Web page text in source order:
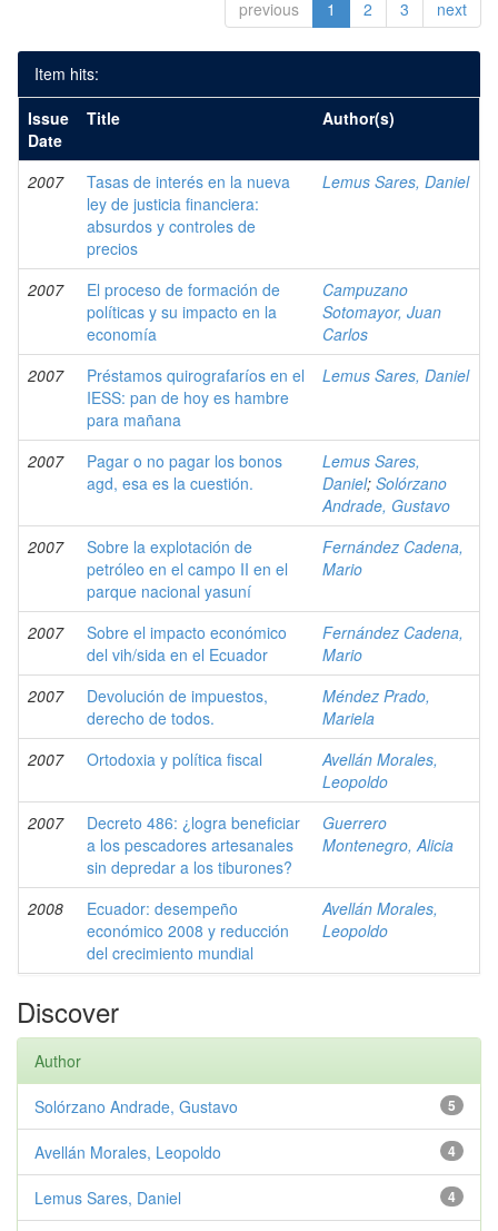
previous 1 2 3 next
Item hits:
Issue
Date
Title Author(s)
2007
Tasas de interés en la nueva
ley de justicia financiera:
absurdos y controles de
precios
Lemus Sares, Daniel
2007
El proceso de formación de
políticas y su impacto en la
economía
Campuzano
Sotomayor, Juan
Carlos
2007
Préstamos quirografaríos en el
IESS: pan de hoy es hambre
para mañana
Lemus Sares, Daniel
2007
Pagar o no pagar los bonos
agd, esa es la cuestión.
Lemus Sares,
Daniel; Solórzano
Andrade, Gustavo
2007
Sobre la explotación de
petróleo en el campo II en el
parque nacional yasuní
Fernández Cadena,
Mario
2007
Sobre el impacto económico
del vih/sida en el Ecuador
Fernández Cadena,
Mario
2007
Devolución de impuestos,
derecho de todos.
Méndez Prado,
Mariela
2007
Ortodoxia y política fiscal
Avellán Morales,
Leopoldo
2007
Decreto 486: ¿logra beneficiar
a los pescadores artesanales
sin depredar a los tiburones?
Guerrero
Montenegro, Alicia
2008
Ecuador: desempeño
económico 2008 y reducción
del crecimiento mundial
Avellán Morales,
Leopoldo
Discover
Author
5
Solórzano Andrade, Gustavo
4
Avellán Morales, Leopoldo
4
Lemus Sares, Daniel